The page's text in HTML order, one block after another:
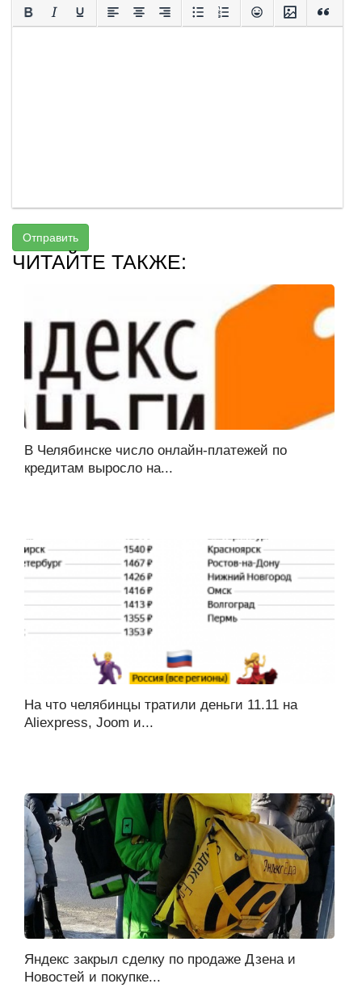
Отправить
ЧИТАЙТЕ ТАКЖЕ:
В Челябинске число онлайн-платежей по
кредитам выросло на...
На что челябинцы тратили деньги 11.11 на
Aliexpress, Joom и...
Яндекс закрыл сделку по продаже Дзена и
Новостей и покупке...